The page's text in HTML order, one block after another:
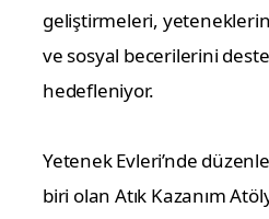
geliştirmeleri,
ve sosyal becerilerini
hedefleniyor.
Yetenek Evleri’nde
biri olan Atık Kazanım